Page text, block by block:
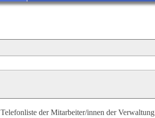
Telefonliste der Mitarbeiter/innen der Verwaltung